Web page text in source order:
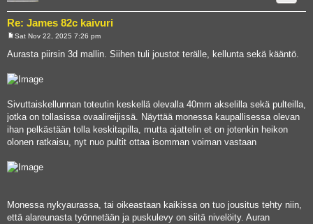
Re: James 82c kaivuri
o
s
Sat Nov 22, 2025 7:26 pm
Aurasta piirsin 3d mallin. Siihen tuli joustot terälle, kellunta sekä kääntö.
Sivuttaiskellunnan toteutin keskellä olevalla 40mm akselilla sekä pulteilla,
jotka on tollasissa ovaalireijissä. Näyttää monessa kaupallisessa olevan
ihan pelkästään tolla keskitapilla, mutta ajattelin et on jotenkin heikon
olonen ratkaisu, nyt nuo pultit ottaa isomman voiman vastaan
Monessa nykyaurassa, tai oikeastaan kaikissa on tuo jousitus tehty niin,
että alareunasta työnnetään ja puskulevy on siitä nivelöity. Auran